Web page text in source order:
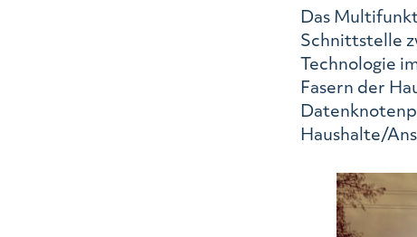
Das
Schnittstelle
Technologie
Fasern der
Haushalte/